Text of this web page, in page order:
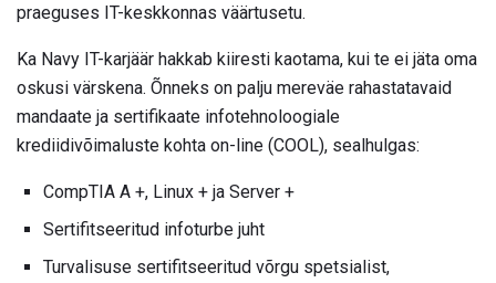
praeguses IT-keskkonnas väärtusetu.
Ka Navy IT-karjäär hakkab kiiresti kaotama, kui te ei jäta oma
oskusi värskena. Õnneks on palju mereväe rahastatavaid
mandaate ja sertifikaate infotehnoloogiale
krediidivõimaluste kohta on-line (COOL), sealhulgas:
CompTIA A +, Linux + ja Server +
Sertifitseeritud infoturbe juht
Turvalisuse sertifitseeritud võrgu spetsialist,